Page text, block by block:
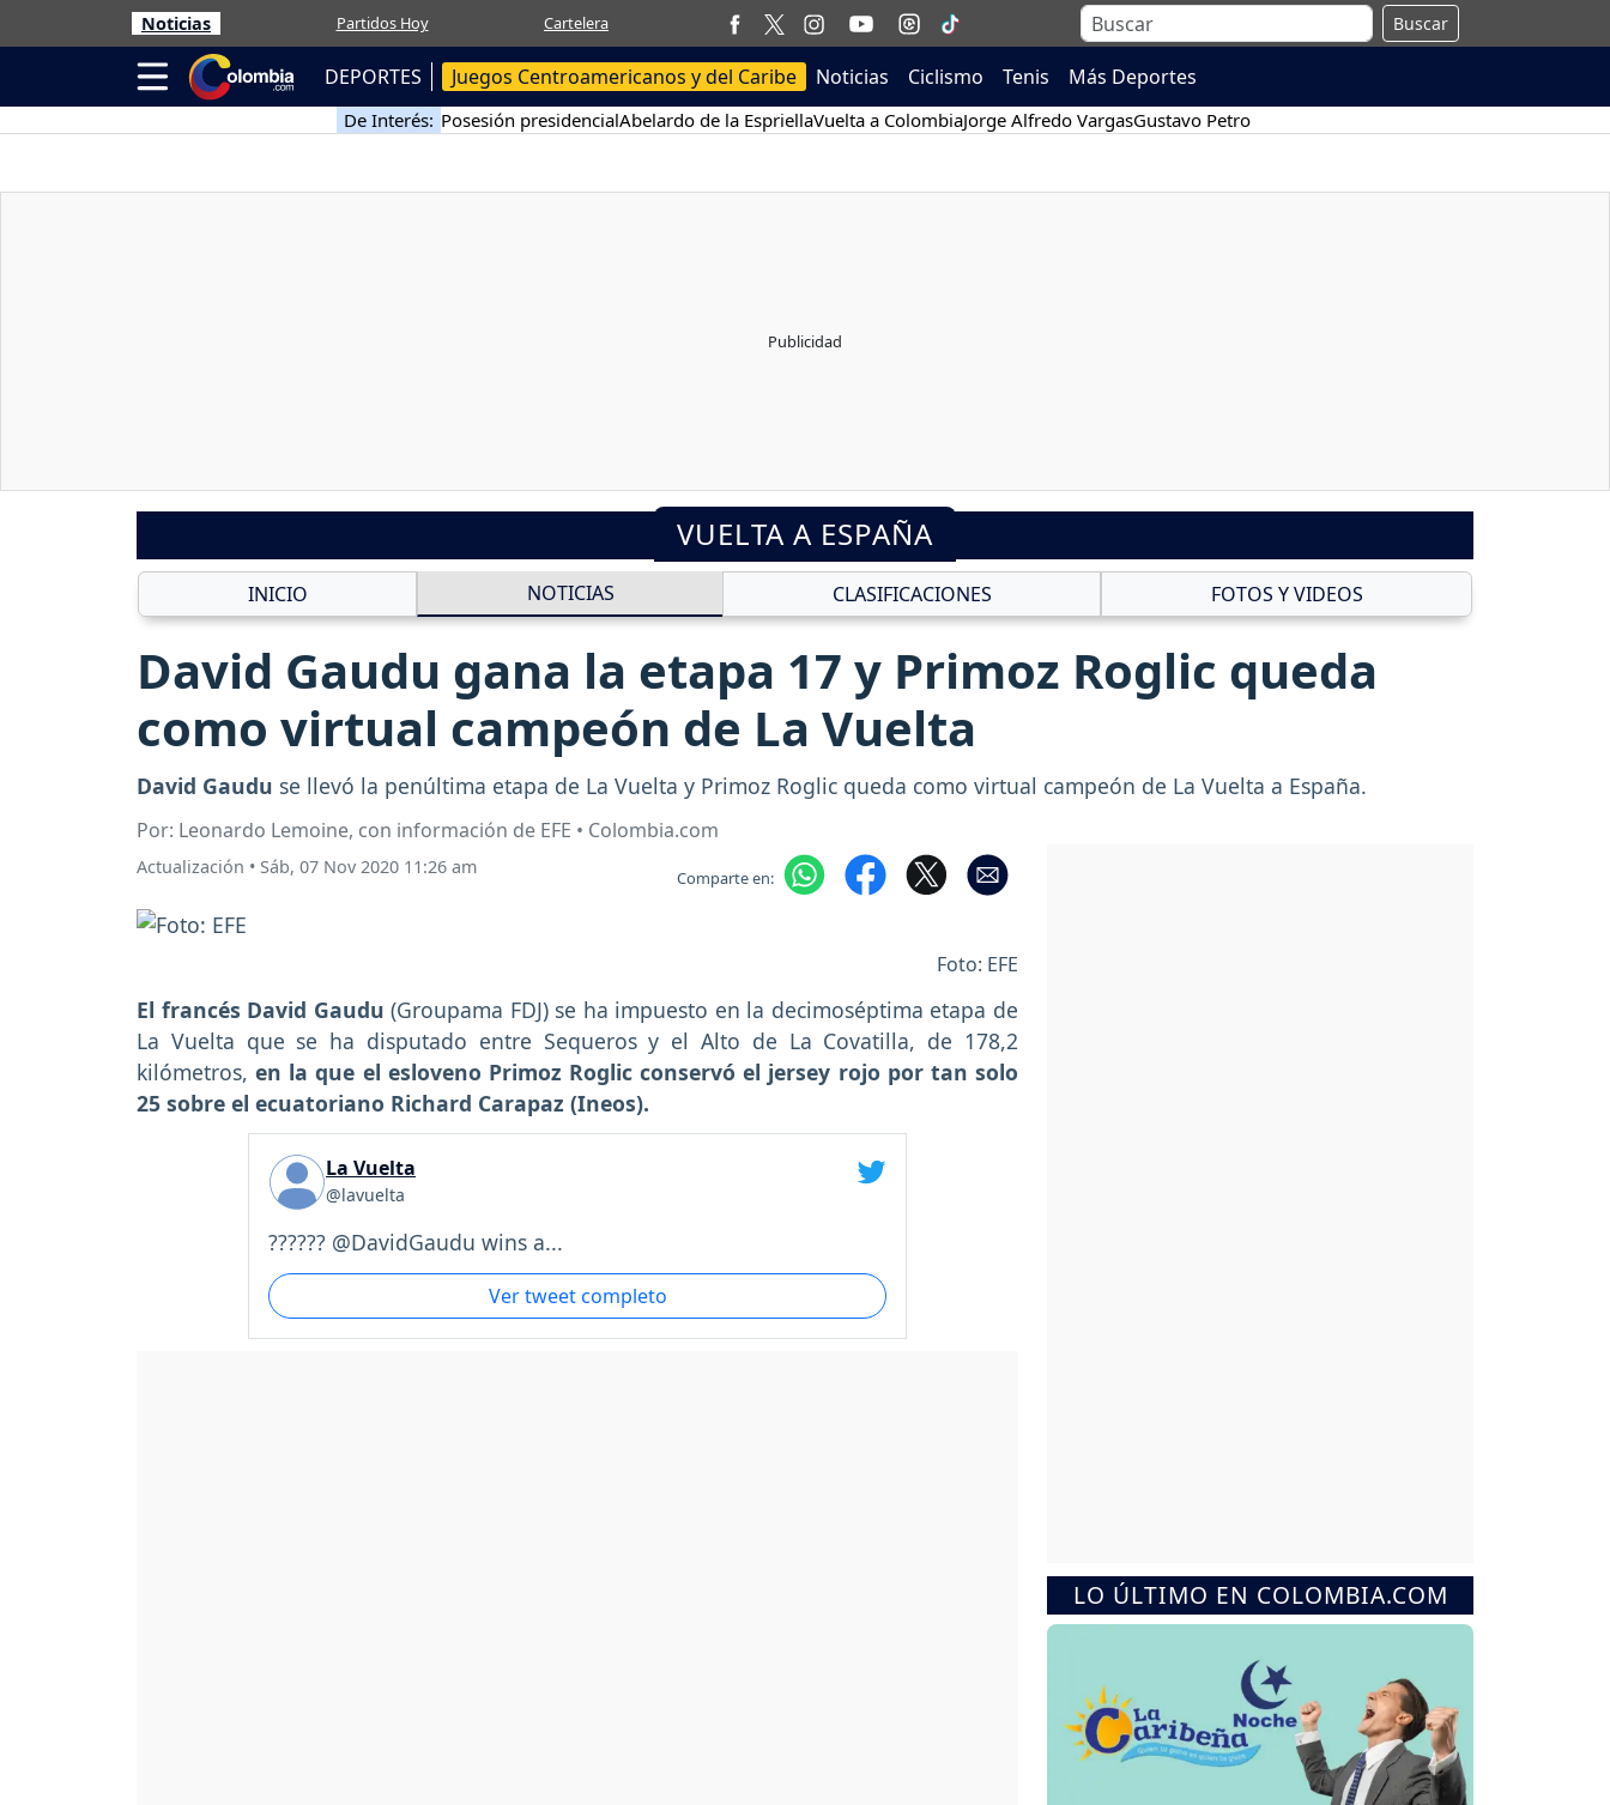
Noticias Partidos Hoy Cartelera Buscar
DEPORTES Juegos Centroamericanos y del Caribe Noticias Ciclismo Tenis Más Deportes
De Interés: Posesión presidencialAbelardo de la EspriellaVuelta a ColombiaJorge Alfredo VargasGustavo Petro
VUELTA A ESPAÑA
INICIO NOTICIAS CLASIFICACIONES FOTOS Y VIDEOS
David Gaudu gana la etapa 17 y Primoz Roglic queda
como virtual campeón de La Vuelta
David Gaudu se llevó la penúltima etapa de La Vuelta y Primoz Roglic queda como virtual campeón de La Vuelta a España.
Por: Leonardo Lemoine, con información de EFE • Colombia.com
Actualización • Sáb, 07 Nov 2020 11:26 am Comparte en:
Foto: EFE
El francés David Gaudu (Groupama FDJ) se ha impuesto en la decimoséptima etapa de
La Vuelta que se ha disputado entre Sequeros y el Alto de La Covatilla, de 178,2
kilómetros,en la que el esloveno Primoz Roglic conservó el jersey rojo por tan solo
25 sobre el ecuatoriano Richard Carapaz (Ineos).
La Vuelta
@lavuelta
?????? @DavidGaudu wins a...
Ver tweet completo
LO ÚLTIMO EN COLOMBIA.COM